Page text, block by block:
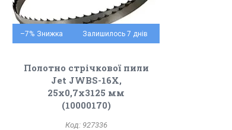
–7% Залишилось 7 днів
Полотно стрічкової пили
Jet JWBS-16X,
25х0,7х3125 мм
(10000170)
927336